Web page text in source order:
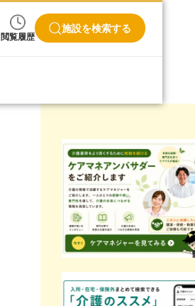
閲覧履歴
施設を検索する